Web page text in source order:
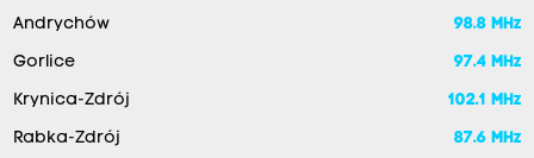
Andrychów 98.8 MHz
Gorlice 97.4 MHz
Krynica-Zdrój 102.1 MHz
Rabka-Zdrój 87.6 MHz